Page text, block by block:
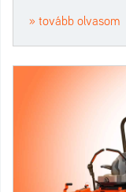
» tovább olvasom